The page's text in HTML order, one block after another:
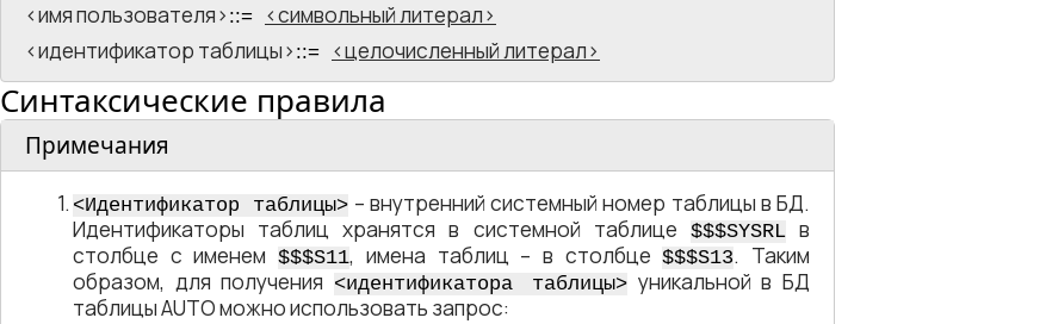
<​имя пользователя​> ::=
символьный литерал
<​идентификатор таблицы​> ::= целочисленный литерал
Синтаксические правила
Примечания
<​Идентификатор таблицы​> – внутренний системный номер таблицы в БД.
Идентификаторы таблиц хранятся в системной таблице
$$$SYSRLв
столбце с именем$$$S11, имена таблиц – в столбце$$$S13. Таким
образом, для получения<​идентификатора таблицы​>уникальной в БД
таблицы AUTO можно использовать запрос: